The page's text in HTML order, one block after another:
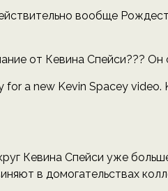
вообще
от Кевина Спейси???
a new Kevin Spacey video.
Кевина Спейси уже
в домогательствах